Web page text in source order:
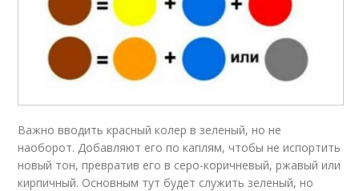
Важно вводить красный колер в зеленый, но не
наоборот. Добавляют его по каплям, чтобы не испортить
новый тон, превратив его в серо-коричневый, ржавый или
кирпичный. Основным тут будет служить зеленый, но